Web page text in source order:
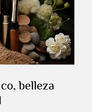
belleza